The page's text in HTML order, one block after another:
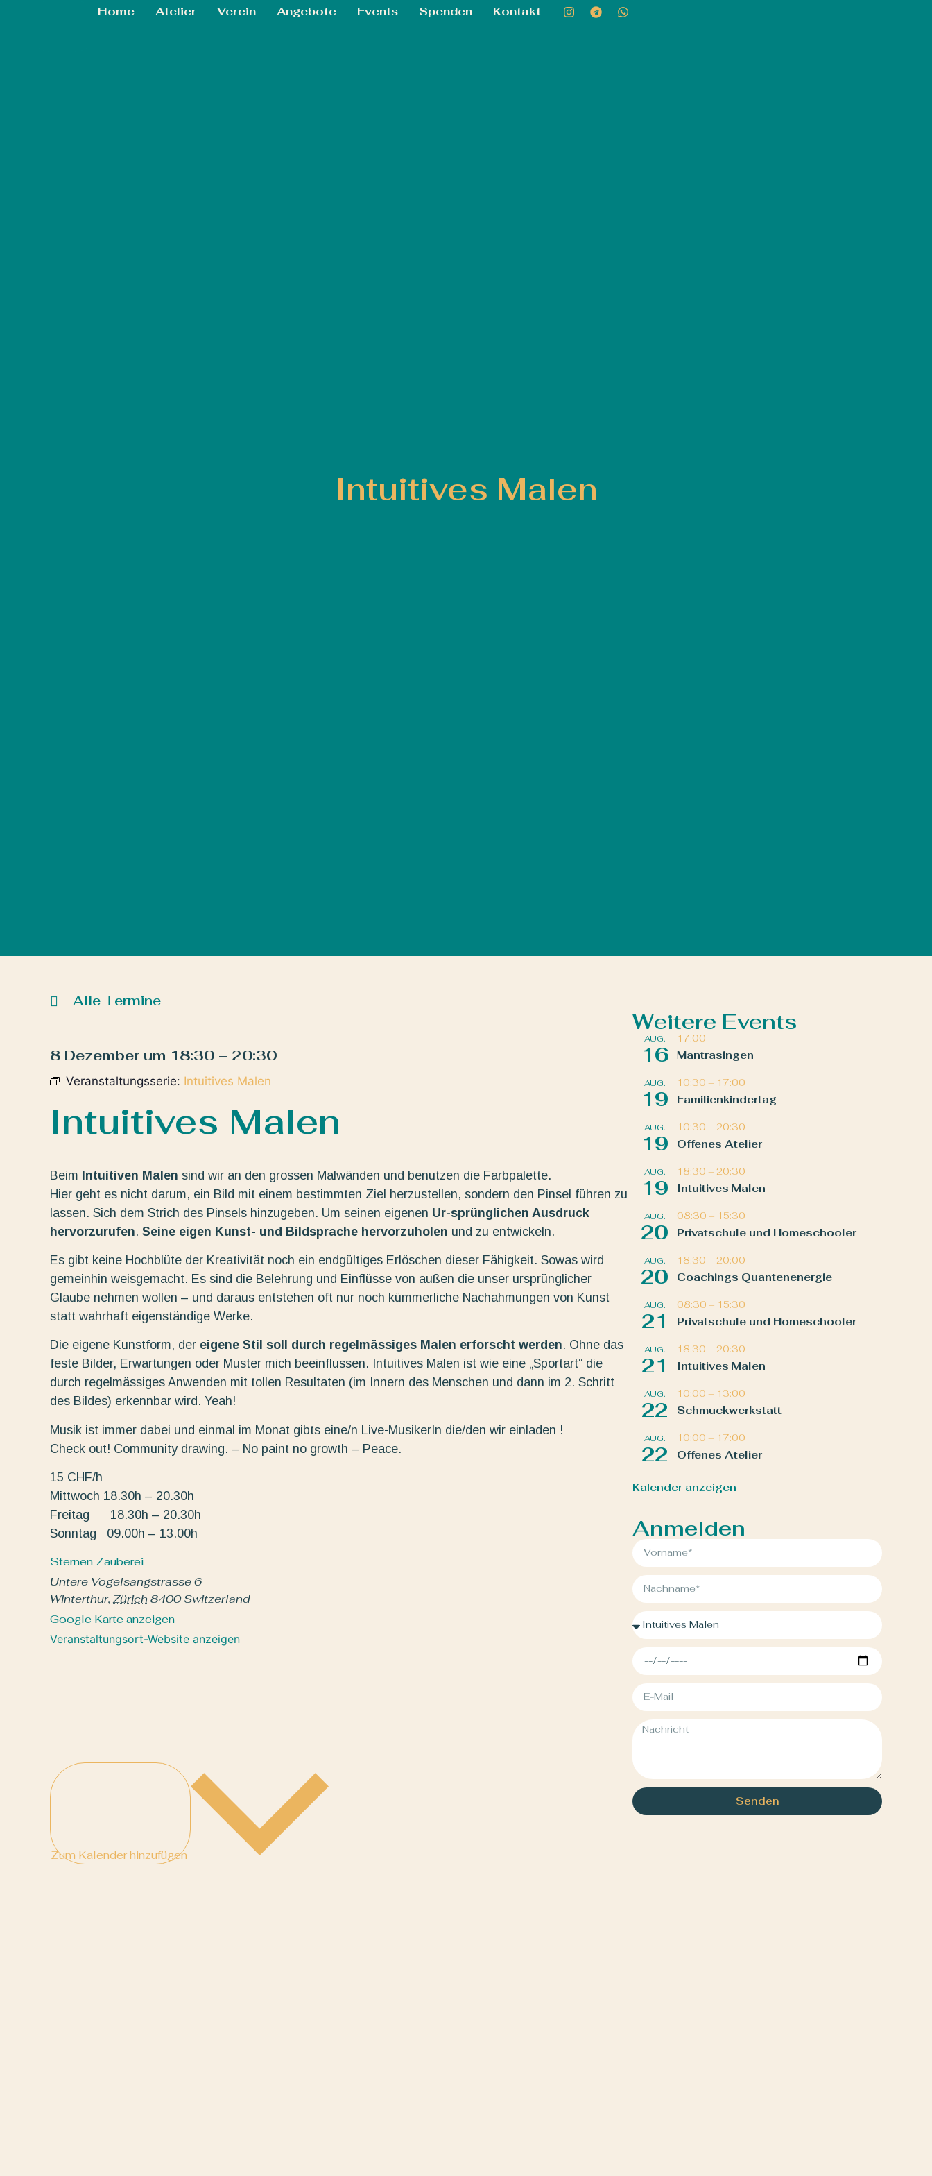
Home Atelier Verein Angebote Events Spenden Kontakt
Intuitives Malen
Alle Termine
8 Dezember um 18:30 – 20:30
Veranstaltungsserie: Intuitives Malen
Intuitives Malen
Beim Intuitiven Malen sind wir an den grossen Malwänden und benutzen die Farbpalette.
Hier geht es nicht darum, ein Bild mit einem bestimmten Ziel herzustellen, sondern den Pinsel führen zu
lassen. Sich dem Strich des Pinsels hinzugeben. Um seinen eigenen Ur-sprünglichen Ausdruck
hervorzurufen. Seine eigen Kunst- und Bildsprache hervorzuholen und zu entwickeln.
Es gibt keine Hochblüte der Kreativität noch ein endgültiges Erlöschen dieser Fähigkeit. Sowas wird
gemeinhin weisgemacht. Es sind die Belehrung und Einflüsse von außen die unser ursprünglicher
Glaube nehmen wollen – und daraus entstehen oft nur noch kümmerliche Nachahmungen von Kunst
statt wahrhaft eigenständige Werke.
Die eigene Kunstform, der eigene Stil soll durch regelmässiges Malen erforscht werden. Ohne das
feste Bilder, Erwartungen oder Muster mich beeinflussen. Intuitives Malen ist wie eine „Sportart“ die
durch regelmässiges Anwenden mit tollen Resultaten (im Innern des Menschen und dann im 2. Schritt
des Bildes) erkennbar wird. Yeah!
Musik ist immer dabei und einmal im Monat gibts eine/n Live-MusikerIn die/den wir einladen !
Check out! Community drawing. – No paint no growth – Peace.
15 CHF/h
Mittwoch 18.30h – 20.30h
Freitag 18.30h – 20.30h
Sonntag 09.00h – 13.00h
Sternen Zauberei
Untere Vogelsangstrasse 6
Winterthur, Zürich8400 Switzerland
Google Karte anzeigen
Veranstaltungsort-Website anzeigen
Zum Kalender hinzufügen
Weitere Events
AUG.
16
17:00
Mantrasingen
AUG.
19
10:30 – 17:00
Familienkindertag
AUG.
19
10:30 – 20:30
Offenes Atelier
AUG.
19
18:30 – 20:30
Intuitives Malen
AUG.
20
08:30 – 15:30
Privatschule und Homeschooler
AUG.
20
18:30 – 20:00
Coachings Quantenenergie
AUG.
21
08:30 – 15:30
Privatschule und Homeschooler
AUG.
21
18:30 – 20:30
Intuitives Malen
AUG.
22
10:00 – 13:00
Schmuckwerkstatt
AUG.
22
10:00 – 17:00
Offenes Atelier
Kalender anzeigen
Anmelden
Senden